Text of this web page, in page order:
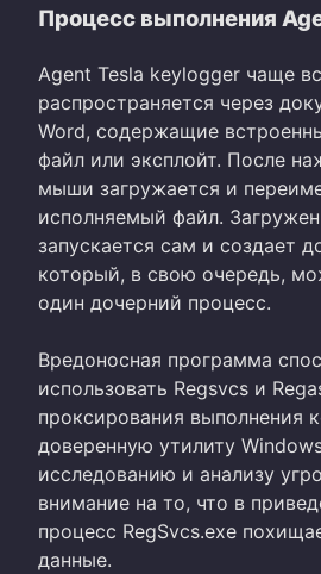
Процесс выполнения
Agent Tesla keylogger чаще
распространяется через
Word, содержащие
файл или эксплойт. После
мыши загружается и
исполняемый файл.
запускается сам и создает
который, в свою очередь,
один дочерний процесс.
Вредоносная программа
использовать Regsvcs и
проксирования выполнения
доверенную утилиту
исследованию и анализу
внимание на то, что в
процесс RegSvcs.exe
данные.